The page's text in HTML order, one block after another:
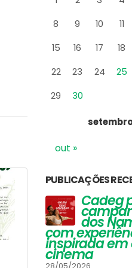
Agenda
–
Inverno
8
9 10 11
15
16 17 18
22
23 24 25
29
30
out »
PUBLICAÇÕES
Vinhos
Queijos: Um
Completo
Apreciadores
30/03/2026